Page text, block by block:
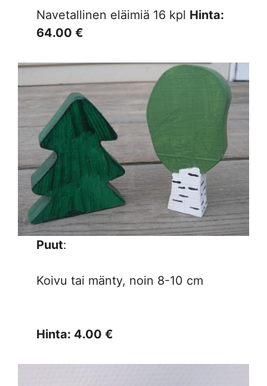
Navetallinen eläimiä 16 kpl Hinta:
64.00 €
Puut:
Koivu tai mänty, noin 8-10 cm
Hinta: 4.00 €